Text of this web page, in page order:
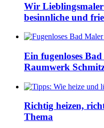
Wir Lieblingsmaler
besinnliche und
Ein fugenloses
Raumwerk
Richtig heizen,
Thema